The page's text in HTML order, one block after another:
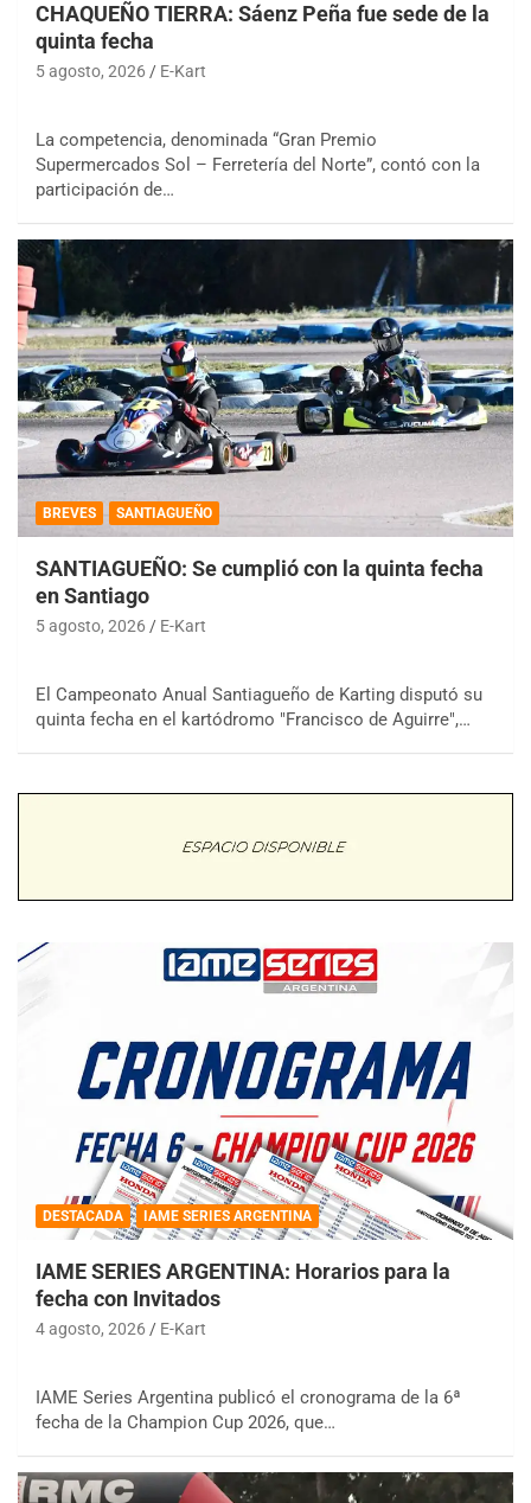
CHAQUEÑO TIERRA: Sáenz Peña fue sede de la
quinta fecha
5 agosto, 2026 E-Kart
La competencia, denominada “Gran Premio
Supermercados Sol – Ferretería del Norte”, contó con la
participación de…
BREVES SANTIAGUEÑO
SANTIAGUEÑO: Se cumplió con la quinta fecha
en Santiago
5 agosto, 2026 E-Kart
El Campeonato Anual Santiagueño de Karting disputó su
quinta fecha en el kartódromo "Francisco de Aguirre",…
DESTACADA IAME SERIES ARGENTINA
IAME SERIES ARGENTINA: Horarios para la
fecha con Invitados
4 agosto, 2026 E-Kart
IAME Series Argentina publicó el cronograma de la 6ª
fecha de la Champion Cup 2026, que…